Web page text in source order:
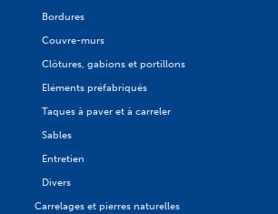
Bordures
Couvre-murs
Clôtures, gabions et portillons
Eléments préfabriqués
Taques à paver et à carreler
Sables
Entretien
Divers
Carrelages et pierres naturelles